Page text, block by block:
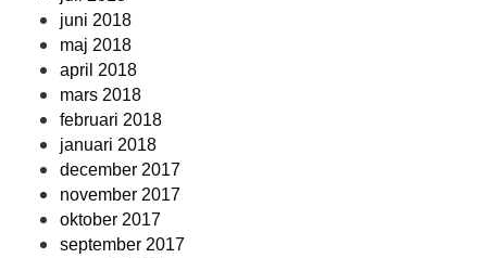
juni 2018
maj 2018
april 2018
mars 2018
februari 2018
januari 2018
december 2017
november 2017
oktober 2017
september 2017